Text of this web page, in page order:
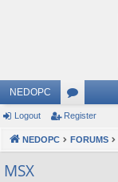
NEDOPC
or
u
Logout Register
NEDOPC FORUMS
MSX